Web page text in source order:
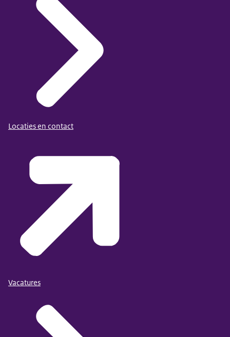
Locaties en contact
Vacatures